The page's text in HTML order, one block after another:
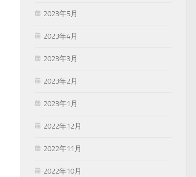
2023年5月
2023年4月
2023年3月
2023年2月
2023年1月
2022年12月
2022年11月
2022年10月